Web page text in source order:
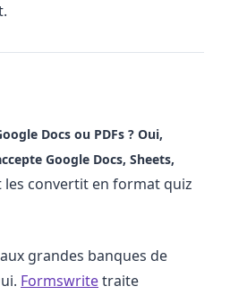
Docs ou PDFs ? Oui,
Google Docs, Sheets,
les convertit en format quiz
grandes banques de
Formswritetraite